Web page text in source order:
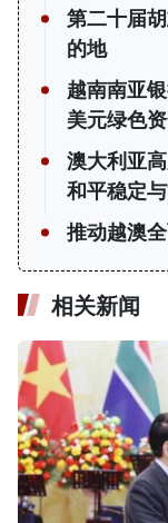
第二十届
的地
越南南亚
美元绿色
澳大利亚
和平稳定
推动越澳
相关新闻